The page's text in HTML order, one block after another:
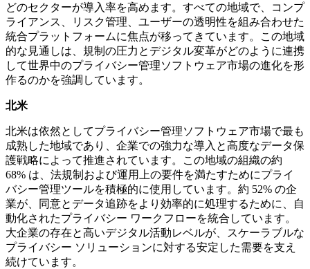
どのセクターが導入率を高めます。すべての地域で、コンプ
ライアンス、リスク管理、ユーザーの透明性を組み合わせた
統合プラットフォームに焦点が移ってきています。この地域
的な見通しは、規制の圧力とデジタル変革がどのように連携
して世界中のプライバシー管理ソフトウェア市場の進化を形
作るのかを強調しています。
北米
北米は依然としてプライバシー管理ソフトウェア市場で最も
成熟した地域であり、企業での強力な導入と高度なデータ保
護戦略によって推進されています。この地域の組織の約
68% は、法規制および運用上の要件を満たすためにプライ
バシー管理ツールを積極的に使用しています。約 52% の企
業が、同意とデータ追跡をより効率的に処理するために、自
動化されたプライバシー ワークフローを統合しています。
大企業の存在と高いデジタル活動レベルが、スケーラブルな
プライバシー ソリューションに対する安定した需要を支え
続けています。